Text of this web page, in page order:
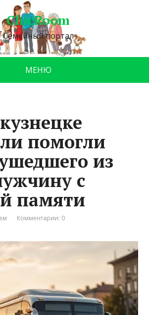
ChicRoom
Семейный портал
МЕНЮ
помогли
из
с
памяти
Комментарии: 0